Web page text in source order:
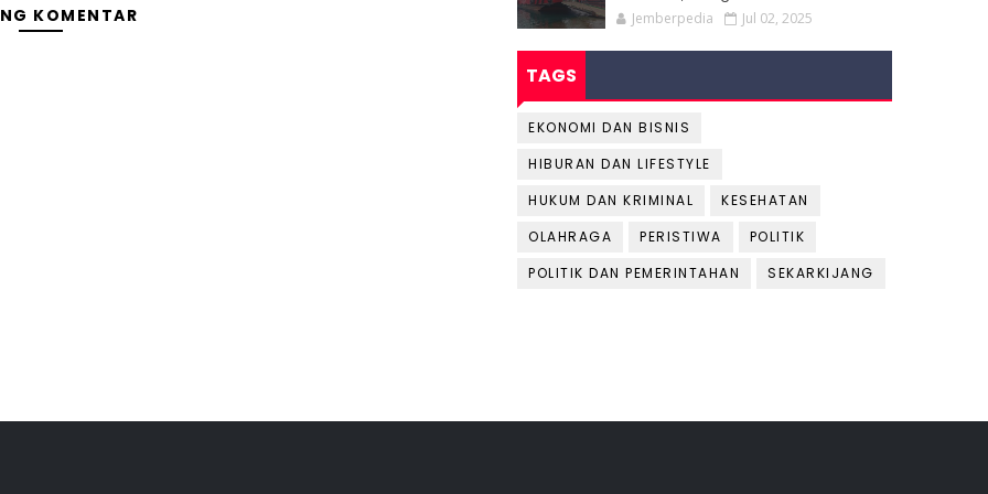
KOMENTAR Jemberpedia Jul 02, 2025
TAGS
EKONOMI DAN BISNIS
HIBURAN DAN LIFESTYLE
HUKUM DAN KRIMINAL
KESEHATAN
OLAHRAGA
PERISTIWA
POLITIK
POLITIK DAN PEMERINTAHAN
SEKARKIJANG